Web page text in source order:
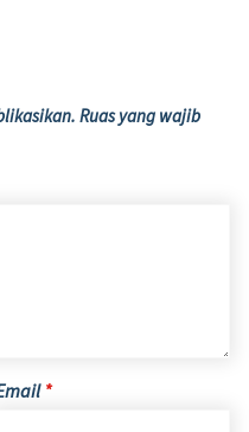
Ruas yang wajib
*